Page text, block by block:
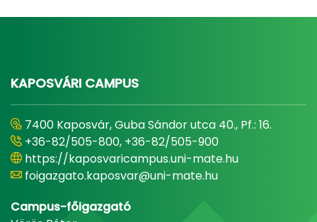
KAPOSVÁRI CAMPUS
7400 Kaposvár, Guba Sándor utca 40., Pf.: 16.
+36-82/505-800, +36-82/505-900
https://kaposvaricampus.uni-mate.hu
foigazgato.kaposvar@uni-mate.hu
Campus-főigazgató